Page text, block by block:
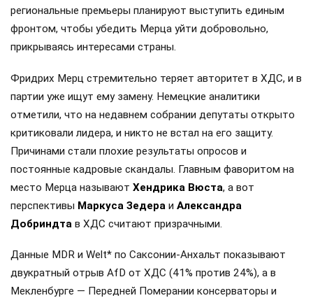
региональные премьеры планируют выступить единым
фронтом, чтобы убедить Мерца уйти добровольно,
прикрываясь интересами страны.
Фридрих Мерц стремительно теряет авторитет в ХДС, и в
партии уже ищут ему замену. Немецкие аналитики
отметили, что на недавнем собрании депутаты открыто
критиковали лидера, и никто не встал на его защиту.
Причинами стали плохие результаты опросов и
постоянные кадровые скандалы. Главным фаворитом на
место Мерца называют Хендрика Вюста, а вот
перспективы Маркуса Зедера и Александра
Добриндта в ХДС считают призрачными.
Данные MDR и Welt* по Саксонии-Анхальт показывают
двукратный отрыв AfD от ХДС (41% против 24%), а в
Мекленбурге — Передней Померании консерваторы и